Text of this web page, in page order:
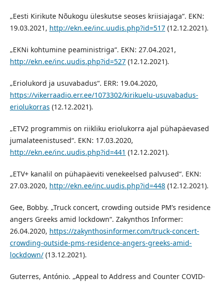
„Eesti Kirikute Nõukogu üleskutse seoses kriisiajaga“. EKN:
19.03.2021, http://ekn.ee/inc.uudis.php?id=517(12.12.2021).
„EKNi kohtumine peaministriga“. EKN: 27.04.2021,
http://ekn.ee/inc.uudis.php?id=527(12.12.2021).
„Eriolukord ja usuvabadus“. ERR: 19.04.2020,
https://vikerraadio.err.ee/1073302/kirikuelu-usuvabadus-
eriolukorras (12.12.2021).
„ETV2 programmis on riikliku eriolukorra ajal pühapäevased
jumalateenistused“. EKN: 17.03.2020,
http://ekn.ee/inc.uudis.php?id=441 (12.12.2021).
„ETV+ kanalil on pühapäeviti venekeelsed palvused“. EKN:
27.03.2020, http://ekn.ee/inc.uudis.php?id=448(12.12.2021).
Gee, Bobby. „Truck concert, crowding outside PM’s residence
angers Greeks amid lockdown“. Zakynthos Informer:
26.04.2020, https://zakynthosinformer.com/truck-concert-
crowding-outside-pms-residence-angers-greeks-amid-
lockdown/(13.12.2021).
Guterres, António. „Appeal to Address and Counter COVID-